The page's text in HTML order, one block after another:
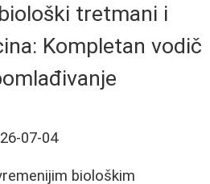
tretmani i
Kompletan vodič
07-04
biološkim